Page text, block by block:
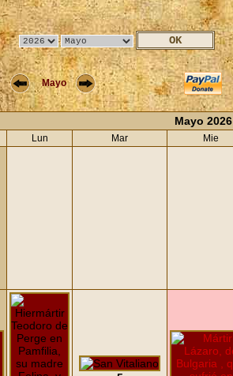
Mayo
Mayo 2026
Lun Mar Mie